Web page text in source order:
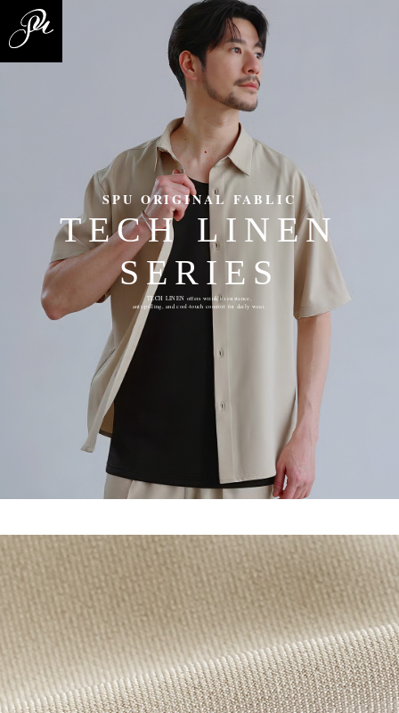
SPU ORIGINAL FABLIC
TECH LINEN
SERIES
TECH LINEN offers wrinkle resistance,
anti-pilling, and cool-touch comfort for daily wear.